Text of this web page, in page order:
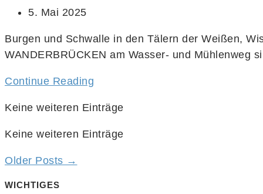
5. Mai 2025
Burgen und Schwalle in den Tälern der Weißen,
WANDERBRÜCKEN am Wasser- und Mühlenweg
Continue Reading
Keine weiteren Einträge
Keine weiteren Einträge
Older Posts →
WICHTIGES